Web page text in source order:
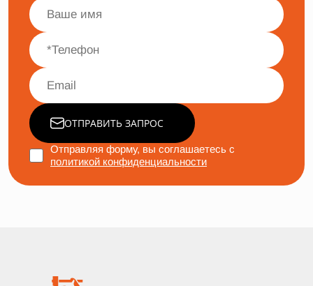
ОТПРАВИТЬ ЗАПРОС
Отправляя форму, вы соглашаетесь с
политикой конфиденциальности